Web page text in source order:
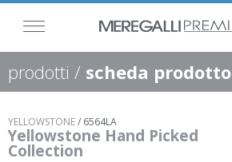
prodotti / scheda prodotto
YELLOWSTONE/ 6564LA
Yellowstone Hand Picked
Collection